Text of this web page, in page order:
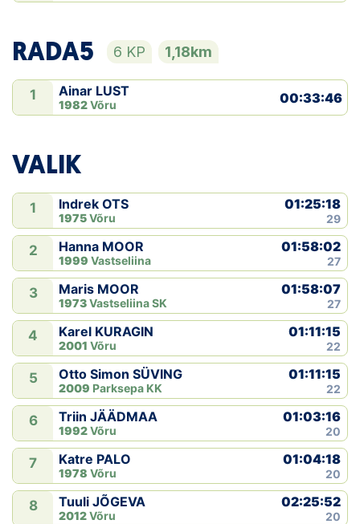
RADA5 6 KP 1,18km
1 Ainar LUST
1982Võru 00:33:46
VALIK
1 Indrek OTS
1975Võru
01:25:18
29
2 Hanna MOOR
1999 Vastseliina
01:58:02
27
3 Maris MOOR
1973Vastseliina SK
01:58:07
27
4 Karel KURAGIN
2001 Võru
01:11:15
22
5 Otto Simon SÜVING
2009 Parksepa KK
01:11:15
22
6 Triin JÄÄDMAA
1992Võru
01:03:16
20
7 Katre PALO
1978 Võru
01:04:18
20
8 Tuuli JÕGEVA
2012Võru
02:25:52
20